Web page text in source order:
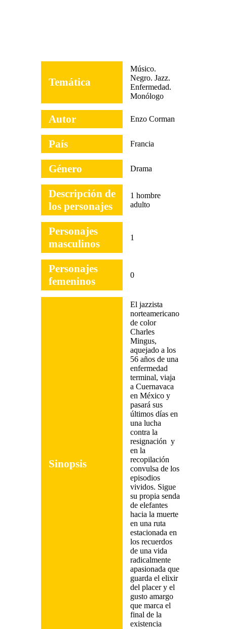
Temática
Músico.
Negro. Jazz.
Enfermedad.
Monólogo
Autor Enzo Corman
País Francia
Género Drama
Descripción de
los personajes
1 hombre
adulto
Personajes
masculinos
1
Personajes
femeninos
0
Sinopsis
El jazzista
norteamericano
de color
Charles
Mingus,
aquejado a los
56 años de una
enfermedad
terminal, viaja
a Cuernavaca
en México y
pasará sus
últimos días en
una lucha
contra la
resignación y
en la
recopilación
convulsa de los
episodios
vividos. Sigue
su propia senda
de elefantes
hacia la muerte
en una ruta
estacionada en
los recuerdos
de una vida
radicalmente
apasionada que
guarda el elixir
del placer y el
gusto amargo
que marca el
final de la
existencia